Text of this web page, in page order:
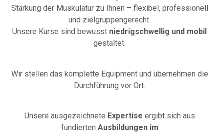
Stärkung der Muskulatur zu Ihnen – flexibel, professionell
und zielgruppengerecht.
Unsere Kurse sind bewusst niedrigschwellig und mobil
gestaltet.
Wir stellen das komplette Equipment und übernehmen die
Durchführung vor Ort.
Unsere ausgezeichnete Expertise ergibt sich aus
fundierten Ausbildungen im